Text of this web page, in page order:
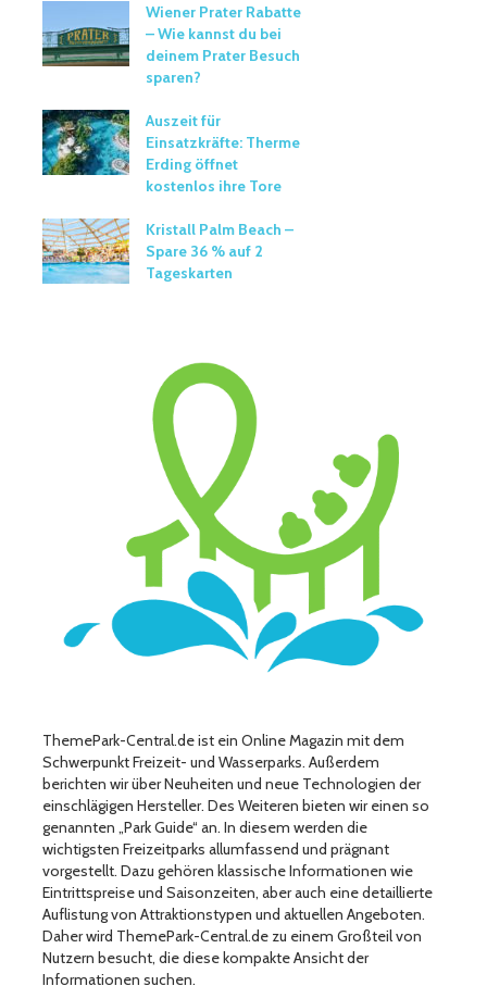
Wiener Prater Rabatte
– Wie kannst du bei
deinem Prater Besuch
sparen?
Auszeit für
Einsatzkräfte: Therme
Erding öffnet
kostenlos ihre Tore
Kristall Palm Beach –
Spare 36 % auf 2
Tageskarten
ThemePark-Central.de ist ein Online Magazin mit dem
Schwerpunkt Freizeit- und Wasserparks. Außerdem
berichten wir über Neuheiten und neue Technologien der
einschlägigen Hersteller. Des Weiteren bieten wir einen so
genannten „Park Guide“ an. In diesem werden die
wichtigsten Freizeitparks allumfassend und prägnant
vorgestellt. Dazu gehören klassische Informationen wie
Eintrittspreise und Saisonzeiten, aber auch eine detaillierte
Auflistung von Attraktionstypen und aktuellen Angeboten.
Daher wird ThemePark-Central.de zu einem Großteil von
Nutzern besucht, die diese kompakte Ansicht der
Informationen suchen.